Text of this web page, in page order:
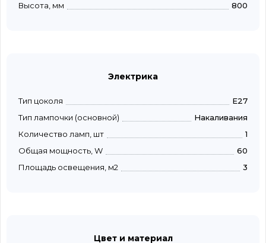
Высота, мм
800
Электрика
Тип цоколя
E27
Тип лампочки (основной)
Накаливания
Количество ламп, шт
1
Общая мощность, W
60
Площадь освещения, м2
3
Цвет и материал